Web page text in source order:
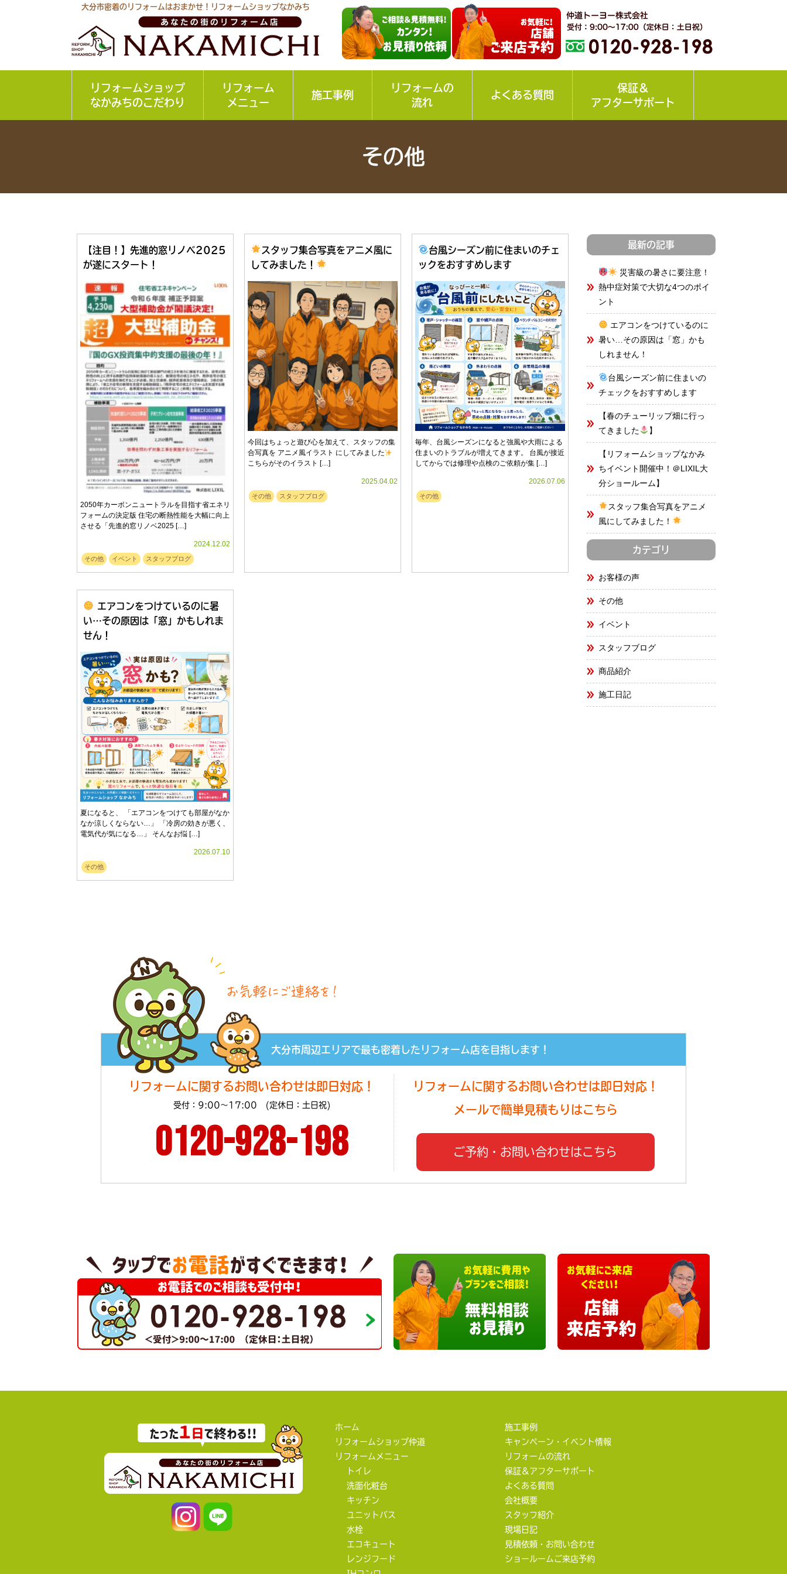
大分市密着のリフォームはおまかせ！リフォームショップなかみち
リフォームショップ
なかみちのこだわり
リフォーム
メニュー
施工事例
リフォームの
流れ
よくある質問
保証＆
アフターサポート
その他
【注目！】先進的窓リノベ2025
が遂にスタート！
2050年カーボンニュートラルを目指す省エネリ
フォームの決定版 住宅の断熱性能を大幅に向上
させる「先進的窓リノベ2025 […]
2024.12.02
その他 イベント スタッフブログ
スタッフ集合写真をアニメ風に
してみました！
今回はちょっと遊び心を加えて、スタッフの集
合写真を アニメ風イラスト にしてみました
こちらがそのイラスト […]
2025.04.02
その他 スタッフブログ
台風シーズン前に住まいのチェ
ックをおすすめします
毎年、台風シーズンになると強風や大雨による
住まいのトラブルが増えてきます。 台風が接近
してからでは修理や点検のご依頼が集 […]
2026.07.06
その他
エアコンをつけているのに暑
い…その原因は「窓」かもしれま
せん！
夏になると、 「エアコンをつけても部屋がなか
なか涼しくならない…」 「冷房の効きが悪く、
電気代が気になる…」 そんなお悩 […]
2026.07.10
その他
最新の記事
災害級の暑さに要注意！
熱中症対策で大切な4つのポイ
ント
エアコンをつけているのに
暑い…その原因は「窓」かも
しれません！
台風シーズン前に住まいの
チェックをおすすめします
【春のチューリップ畑に行っ
てきました
】
【リフォームショップなかみ
ちイベント開催中！＠LIXIL大
分ショールーム】
スタッフ集合写真をアニメ
風にしてみました！
カテゴリ
お客様の声
その他
イベント
スタッフブログ
商品紹介
施工日記
大分市周辺エリアで最も密着したリフォーム店を目指します！
リフォームに関するお問い合わせは即日対応！
受付：9:00～17:00 (定休日：土日祝)
0120-928-198
リフォームに関するお問い合わせは即日対応！
メールで簡単見積もりはこちら
ご予約・お問い合わせはこちら
ホーム
リフォームショップ仲道
リフォームメニュー
トイレ
洗面化粧台
キッチン
ユニットバス
水栓
エコキュート
レンジフード
施工事例
キャンペーン・イベント情報
リフォームの流れ
保証＆アフターサポート
よくある質問
会社概要
スタッフ紹介
現場日記
見積依頼・お問い合わせ
ショールームご来店予約